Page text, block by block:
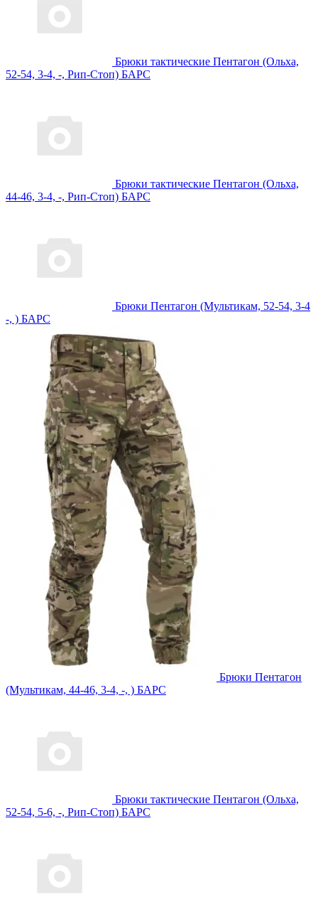
Брюки тактические Пентагон (Ольха,
52-54, 3-4, -, Рип-Стоп) БАРС
Брюки тактические Пентагон (Ольха,
44-46, 3-4, -, Рип-Стоп) БАРС
Брюки Пентагон (Мультикам, 52-54, 3-4
-, ) БАРС
Брюки Пентагон
(Мультикам, 44-46, 3-4, -, ) БАРС
Брюки тактические Пентагон (Ольха,
52-54, 5-6, -, Рип-Стоп) БАРС